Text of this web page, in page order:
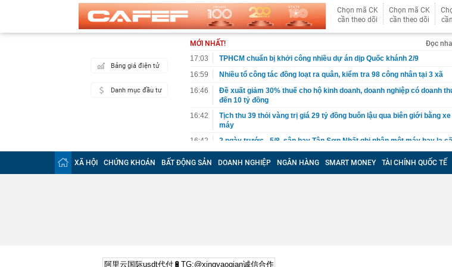
Chọn mã CK
cần theo dõi
Chọn mã CK
cần theo dõi
Bảng giá điện tử
Danh mục đầu tư
MỚI NHẤT!
Đọc
17:03
TPHCM chuẩn bị khởi công nhiều dự án dịp Quốc khánh 2/9
16:59
Nhiều tổ công tác đồng loạt ra quân, kiểm tra 98 công nhân tại 3 xã
16:46
Đề xuất giảm 30% thuế cho hộ kinh doanh, doanh nghiệp có doanh
đến 10 tỷ đồng
16:42
Tịch thu 39 thỏi vàng trị giá 29 tỷ đồng buôn lậu qua biên giới bằng xe
máy
16:42
2 ngày trước - 5/8, sân bay Tân Sơn Nhất ghi nhận một máy bay lạ
cánh
16:40
Cắm loạt cọc thép sâu 136 mét giữa biển, hoàn thành công trình cao
bằng tòa nhà 110 tầng chưa từng có trên thế giới
16:24
Sau ngày 31/8, một ngân hàng có thể từ chối giao dịch rút/chuyển tiền
XÃ HỘI CHỨNG KHOÁN BẤT ĐỘNG SẢN DOANH NGHIỆP NGÂN HÀNG SMART MONEY TÀI CHÍNH QUỐC TẾ